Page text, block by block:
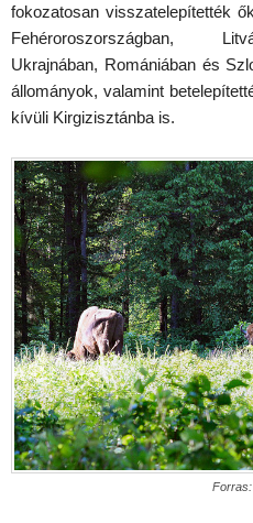
fokozatosan visszatelepítették
Fehéroroszországban,
Ukrajnában, Romániában és
állományok, valamint
kívüli Kirgizisztánba is.
Forras: